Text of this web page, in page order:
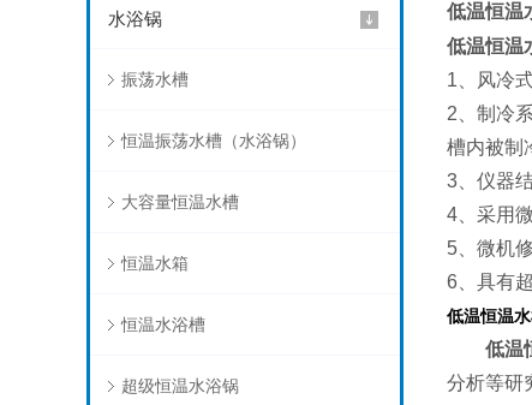
水浴锅
振荡水槽
恒温振荡水槽（水浴锅）
大容量恒温水槽
恒温水箱
恒温水浴槽
超级恒温水浴锅
低温恒温
低温恒温
1、风冷
2、制冷
槽内被制
3、仪器
4、采用
5、微机
6、具有
低温恒温
低温
分析等研